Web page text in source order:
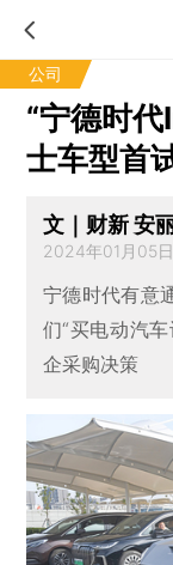
公司
“宁德时
士车型首
文｜财新 安
2024年01月05
宁德时代有意
们“买电动汽
企采购决策